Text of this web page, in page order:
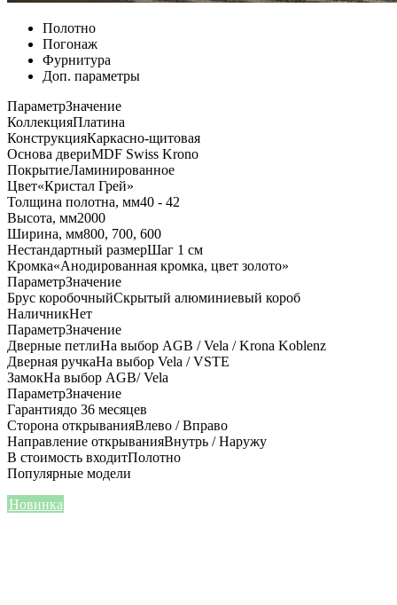
Полотно
Погонаж
Фурнитура
Доп. параметры
ПараметрЗначение
КоллекцияПлатина
КонструкцияКаркасно-щитовая
Основа двериMDF Swiss Krono
ПокрытиеЛаминированное
Цвет«Кристал Грей»
Толщина полотна, мм40 - 42
Высота, мм2000
Ширина, мм800, 700, 600
Нестандартный размерШаг 1 см
Кромка«Анодированная кромка, цвет золото»
ПараметрЗначение
Брус коробочныйСкрытый алюминиевый короб
НаличникНет
ПараметрЗначение
Дверные петлиНа выбор AGB / Vela / Krona Koblenz
Дверная ручкаНа выбор Vela / VSTE
ЗамокНа выбор AGB/ Vela
ПараметрЗначение
Гарантиядо 36 месяцев
Сторона открыванияВлево / Вправо
Направление открыванияВнутрь / Наружу
В стоимость входитПолотно
Популярные модели
Новинка